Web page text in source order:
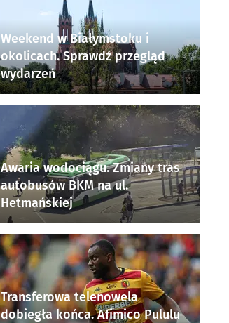
Weekend w Białymstoku i
okolicach. Sprawdź przegląd
wydarzeń
Awaria wodociągu. Zmiany tras
autobusów BKM na ul.
Hetmańskiej
Transferowa telenowela
dobiegła końca. Afimico Pululu